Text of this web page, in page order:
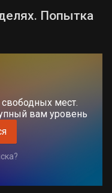
Попытка
свободных мест.
вам уровень